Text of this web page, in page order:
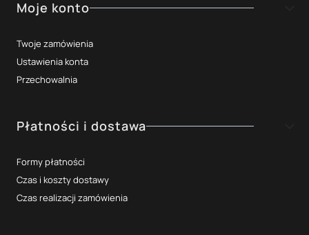
Moje konto
Twoje zamówienia
Ustawienia konta
Przechowalnia
Płatności i dostawa
Formy płatności
Czas i koszty dostawy
Czas realizacji zamówienia